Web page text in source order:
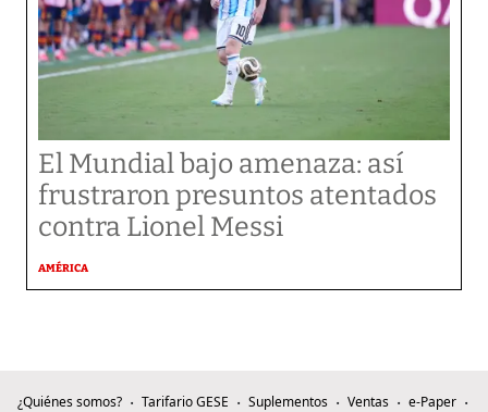
El Mundial bajo amenaza: así
frustraron presuntos atentados
contra Lionel Messi
AMÉRICA
¿Quiénes somos? Tarifario GESE Suplementos Ventas
e-Paper